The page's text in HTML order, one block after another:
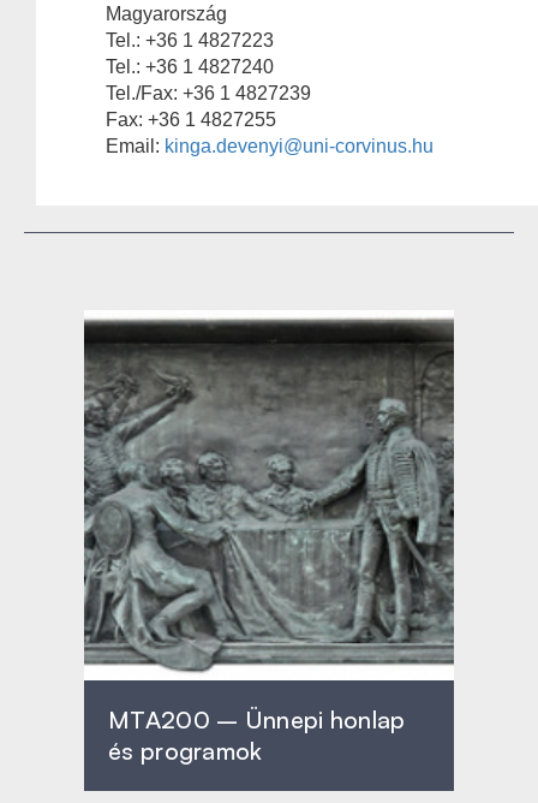
Magyarország
Tel.: +36 1 4827223
Tel.: +36 1 4827240
Tel./Fax: +36 1 4827239
Fax: +36 1 4827255
Email: kinga.devenyi@uni-corvinus.hu
MTA200 – Ünnepi honlap
és programok